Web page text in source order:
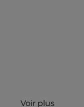
Voir plus